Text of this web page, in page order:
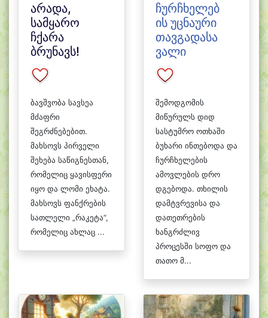
არადა,
სამყარო
ჩქარა
ბრუნავს!
ბავშვობა სავსეა
მძაფრი
შეგრძნებებით.
მახსოვს პირველი
შეხება საწიგნესთან,
რომელიც ყავისფერი
იყო და ლომი ეხატა.
მახსოვს ფანქრების
სათლელი „რაკეტა“,
რომელიც ახლაც ...
ჩურჩხელებ
ის უცნაური
თავგადასა
ვალი
შემოდგომის
მიწურულს დიდ
სასტუმრო ოთხაში
ბუხარი ინთებოდა და
ჩურჩხელების
ამოვლების დრო
დგებოდა. თხილის
დამტვრევისა და
დათეთრების
ხანგრძლივ
პროცესში სოფო და
თათო მ...